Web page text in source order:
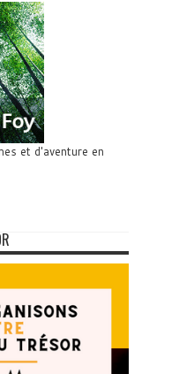
et d'aventure en